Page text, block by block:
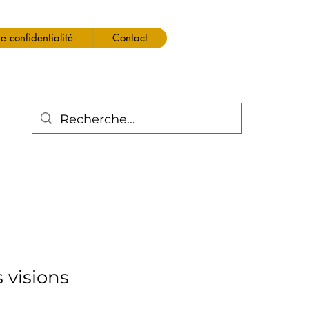
confidentialité Contact
visions